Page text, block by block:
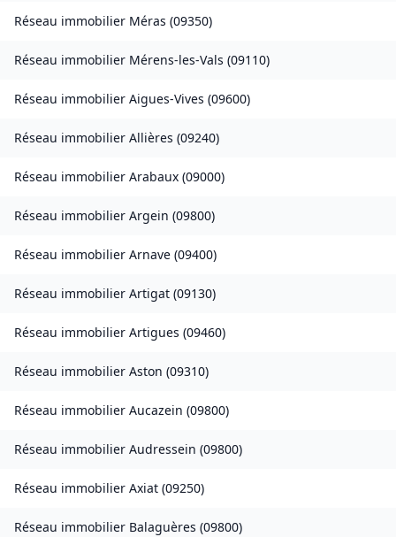
Réseau immobilier Méras (09350)
Réseau immobilier Mérens-les-Vals (09110)
Réseau immobilier Aigues-Vives (09600)
Réseau immobilier Allières (09240)
Réseau immobilier Arabaux (09000)
Réseau immobilier Argein (09800)
Réseau immobilier Arnave (09400)
Réseau immobilier Artigat (09130)
Réseau immobilier Artigues (09460)
Réseau immobilier Aston (09310)
Réseau immobilier Aucazein (09800)
Réseau immobilier Audressein (09800)
Réseau immobilier Axiat (09250)
Réseau immobilier Balaguères (09800)